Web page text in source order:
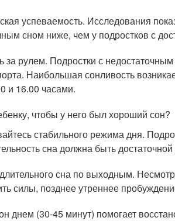
успеваемость. Исследования
сном ниже, чем у подростков с
за рулем. Подростки с
Наибольшая сонливость
и 16.00 часами.
чтобы у него был хороший сон?
стабильного режима дня.
сна должна быть
сна по выходным.
силы, позднее утреннее
днем (30-45 минут) помогает